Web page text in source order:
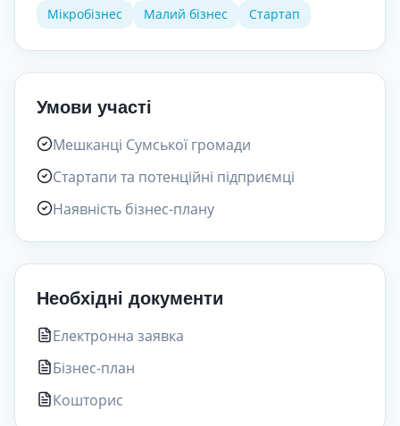
Мікробізнес Малий бізнес Стартап
Умови участі
Мешканці Сумської громади
Стартапи та потенційні підприємці
Наявність бізнес-плану
Необхідні документи
Електронна заявка
Бізнес-план
Кошторис